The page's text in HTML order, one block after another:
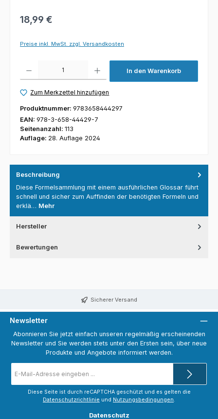
18,99 €
Preise inkl. MwSt. zzgl. Versandkosten
In den Warenkorb
Zum Merkzettel hinzufügen
Produktnummer: 9783658444297
EAN: 978-3-658-44429-7
Seitenanzahl: 113
Auflage: 28. Auflage 2024
Beschreibung
Diese Formelsammlung mit einem ausführlichen Glossar führt
schnell und sicher zum Auffinden der benötigten Formeln und
erklä… Mehr
Hersteller
Bewertungen
Sicherer Versand
Newsletter
Abonnieren Sie jetzt einfach unseren regelmäßig erscheinenden
Newsletter und Sie werden stets unter den Ersten sein, über neue
Produkte und Angebote informiert werden.
Mail-
Adresse
Diese Seite ist durch reCAPTCHA geschützt und es gelten die
Datenschutzrichtlinie und Nutzungsbedingungen.
Datenschutz